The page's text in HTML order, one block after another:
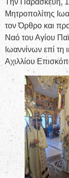
Tην Παρασκευή,
Μητροπολίτης
τον Όρθρο και
Ναό του Αγίου
Ιωαννίνων επί
Αχιλλίου